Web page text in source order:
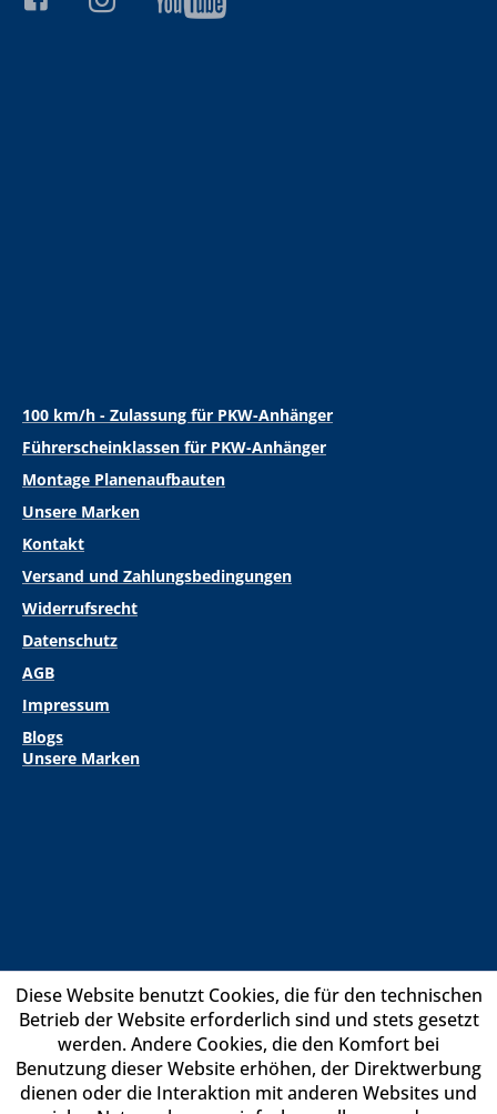
100 km/h - Zulassung für PKW-Anhänger
Führerscheinklassen für PKW-Anhänger
Montage Planenaufbauten
Unsere Marken
Kontakt
Versand und Zahlungsbedingungen
Widerrufsrecht
Datenschutz
AGB
Impressum
Blogs
Unsere Marken
Diese Website benutzt Cookies, die für den technischen
Betrieb der Website erforderlich sind und stets gesetzt
werden. Andere Cookies, die den Komfort bei
Benutzung dieser Website erhöhen, der Direktwerbung
dienen oder die Interaktion mit anderen Websites und